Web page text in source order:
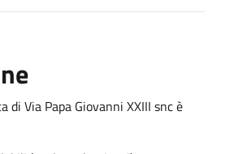
di Via Papa Giovanni XXIII snc è